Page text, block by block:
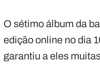
O sétimo álbum da
edição online no dia
garantiu a eles